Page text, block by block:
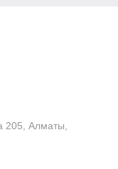
205, Алматы,